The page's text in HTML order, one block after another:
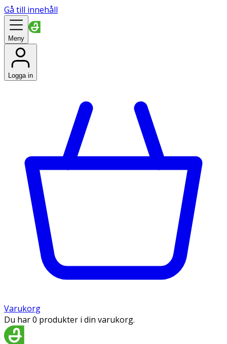
Gå till innehåll
Meny
Logga in
Varukorg
Du har 0 produkter i din varukorg.